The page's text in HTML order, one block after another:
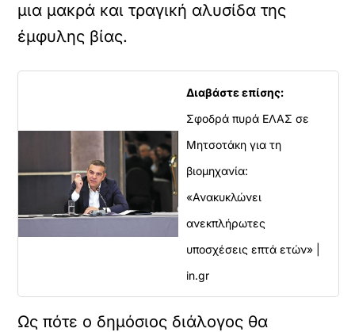
μια μακρά και τραγική αλυσίδα της
έμφυλης βίας.
Διαβάστε επίσης:
Σφοδρά πυρά ΕΛΑΣ σε
Μητσοτάκη για τη
βιομηχανία:
«Ανακυκλώνει
ανεκπλήρωτες
υποσχέσεις επτά ετών» |
in.gr
Ως πότε ο δημόσιος διάλογος θα